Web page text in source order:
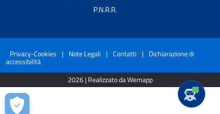
P.N.R.R.
Privacy-Cookies | Note Legali | Contatti | Dichiarazione di
accessibilità
2026 | Realizzato da Wemapp